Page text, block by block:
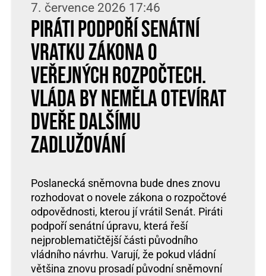
7. července 2026 17:46
Piráti podpoří senátní
vratku zákona o
veřejných rozpočtech.
Vláda by neměla otevírat
dveře dalšímu
zadlužování
Poslanecká sněmovna bude dnes znovu
rozhodovat o novele zákona o rozpočtové
odpovědnosti, kterou jí vrátil Senát. Piráti
podpoří senátní úpravu, která řeší
nejproblematičtější části původního
vládního návrhu. Varují, že pokud vládní
většina znovu prosadí původní sněmovní